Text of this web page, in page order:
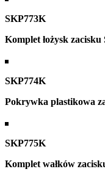
SKP773K
Komplet łożysk zacisku
SKP774K
Pokrywka plastikowa
SKP775K
Komplet wałków